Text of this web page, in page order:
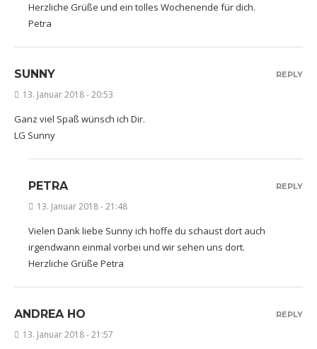
Herzliche Grüße und ein tolles Wochenende für dich.
Petra
SUNNY
13. Januar 2018 - 20:53
Ganz viel Spaß wünsch ich Dir.
LG Sunny
REPLY
PETRA
13. Januar 2018 - 21:48
Vielen Dank liebe Sunny ich hoffe du schaust dort auch
irgendwann einmal vorbei und wir sehen uns dort.
Herzliche Grüße Petra
REPLY
ANDREA HO
13. Januar 2018 - 21:57
REPLY